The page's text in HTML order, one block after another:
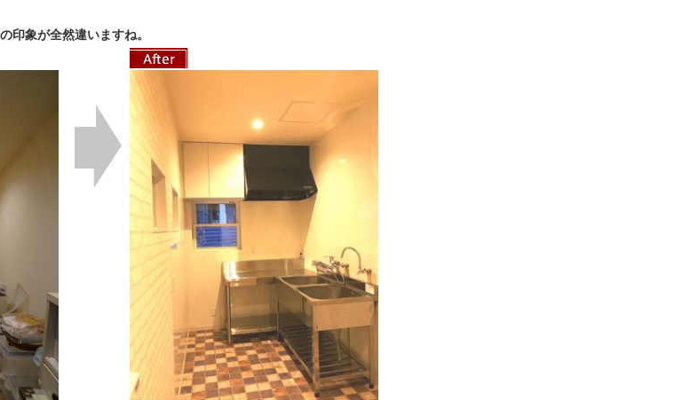
印象が全然違いますね。